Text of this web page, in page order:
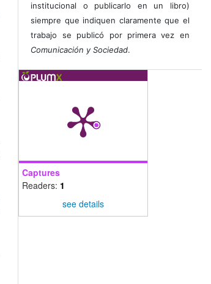
institucional o publicarlo en un libro)
siempre que indiquen claramente que el
trabajo se publicó por primera vez en
Comunicación y Sociedad.
Captures
Readers: 1
see details